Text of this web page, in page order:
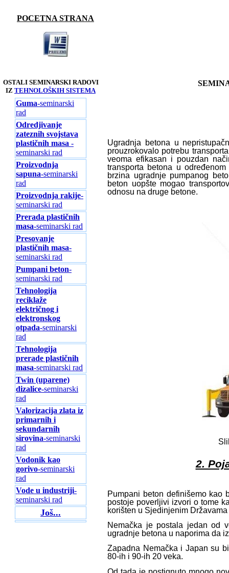
POCETNA STRANA
OSTALI SEMINARSKI RADOVI
IZ TEHNOLOŠKIH SISTEMA
Guma-seminarski
rad
Odredjivanje
zateznih svojstava
plastičnih masa -
seminarski rad
Proizvodnja
sapuna-seminarski
rad
Proizvodnja rakije-
seminarski rad
Prerada plastičnih
masa-seminarski rad
Presovanje
plastičnih masa-
seminarski rad
Pumpani beton-
seminarski rad
Tehnologija
reciklaže
električnog i
elektronskog
otpada-seminarski
rad
Tehnologija
prerade plastičnih
masa-seminarski rad
Twin (uparene)
dizalice-seminarski
rad
Valorizacija zlata iz
primarnih i
sekundarnih
sirovina-seminarski
rad
Vodonik kao
gorivo-seminarski
rad
Vode u industriji-
seminarski rad
Još...
Ugradnja betona u
prouzrokovalo potrebu
veoma efikasan i pouzdan
transporta betona u
brzina ugradnje pumpanog
beton uopšte mogao
odnosu na druge betone.
2.
Pumpani beton definišemo kao
postoje poverljivi izvori o tome
korišten u Sjedinjenim
Nemačka je postala jedan od
ugradnje betona u naporima da
Zapadna Nemačka i Japan su
80-ih i 90-ih 20 veka.